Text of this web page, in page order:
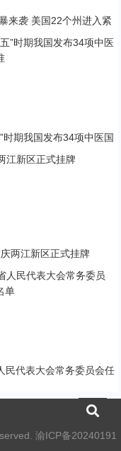
来袭 美国22个州进入紧
急状态
时期我国发布34项中医国
两江新区正式挂牌
民代表大会常务委员会任
渝ICP备20240191